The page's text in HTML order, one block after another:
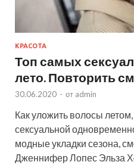
КРАСОТА
Топ самых
лето. Повторить
30.06.2020 - от admin
Как уложить волосы
сексуальной
модные укладки сезона,
Дженнифер Лопес Эльза